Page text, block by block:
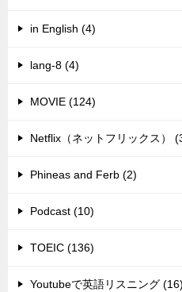
in English (4)
lang-8 (4)
MOVIE (124)
Netflix（ネットフリックス）
Phineas and Ferb (2)
Podcast (10)
TOEIC (136)
Youtubeで英語リスニング (16)